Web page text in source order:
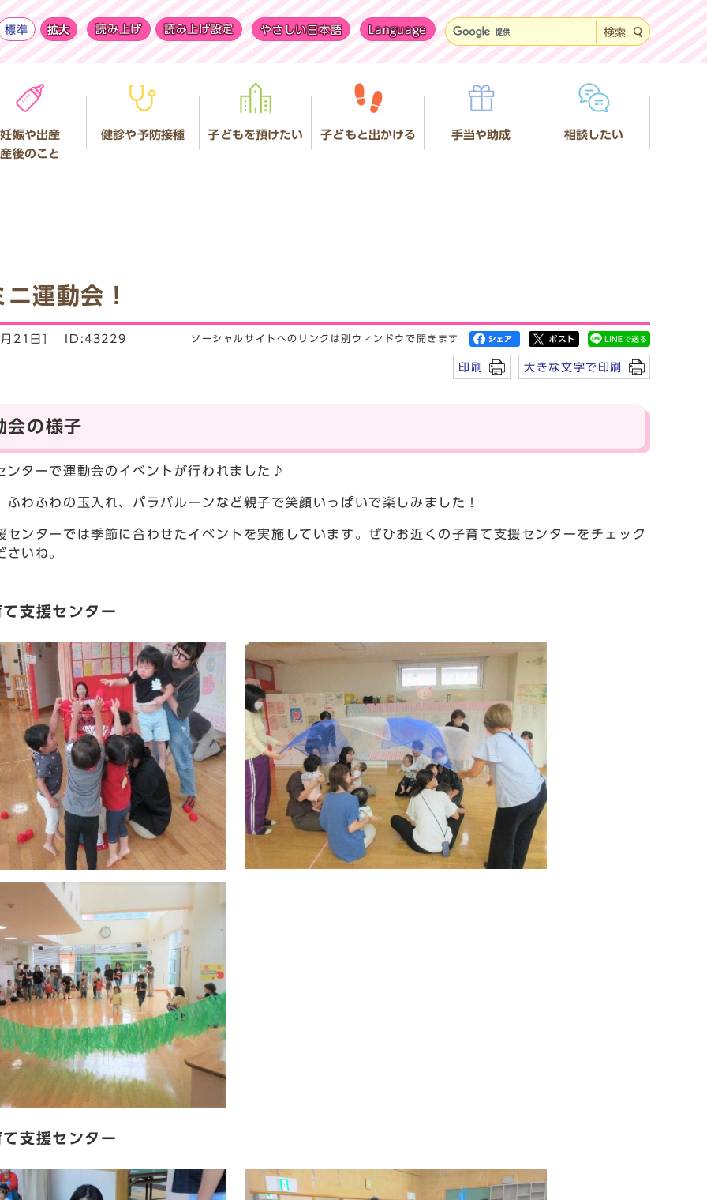
標準 拡大 読み上げ 読み上げ設定 やさしい日本語 Language 検索
妊娠や出産
産後のこと
健診や予防接種 子どもを預けたい 子どもと出かける 手当や助成 相談したい
運動会！
21日] ID:43229 ソーシャルサイトへのリンクは別ウィンドウで開きます
印刷 大きな文字で印刷
会の様子
ンターで運動会のイベントが行われました♪
ふわふわの玉入れ、パラバルーンなど親子で笑顔いっぱいで楽しみました！
センターでは季節に合わせたイベントを実施しています。ぜひお近くの子育て支援センターをチェック
さいね。
支援センター
支援センター